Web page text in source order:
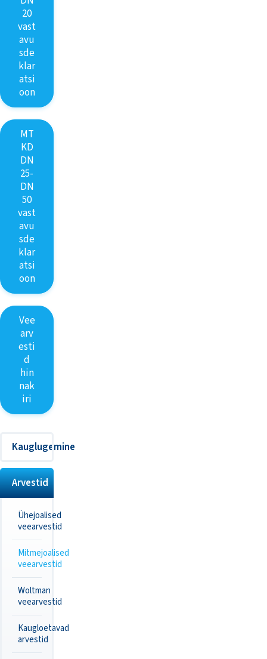
20
vast
avu
sde
klar
atsi
oon
MT
KD
DN
25-
DN
50
vast
avu
sde
klar
atsi
oon
Vee
arv
esti
d
hin
nak
iri
Kauglugemine
Arvestid
Ühejoalised
veearvestid
Mitmejoalised
veearvestid
Woltman
veearvestid
Kaugloetavad
arvestid